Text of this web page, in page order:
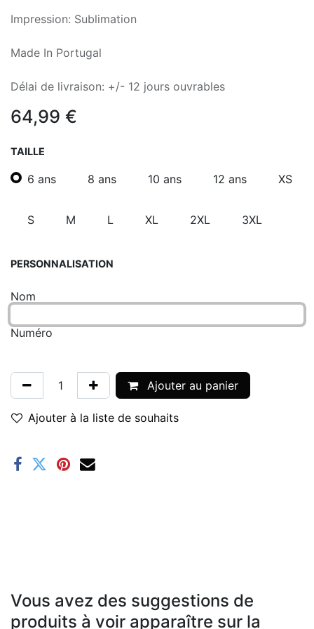
Impression: Sublimation
Made In Portugal
Délai de livraison: +/- 12 jours ouvrables
64,99 €
TAILLE
6 ans 8 ans 10 ans 12 ans XS
S M L XL 2XL 3XL
PERSONNALISATION
Nom
Numéro
Ajouter au panier
Ajouter à la liste de souhaits
Vous avez des suggestions de
produits à voir apparaître sur la